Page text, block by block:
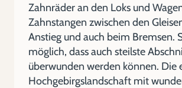
Zahnräder an den Loks und
Zahnstangen zwischen den
Anstieg und auch beim Bremsen.
möglich, dass auch steilste
überwunden werden können. Die
Hochgebirgslandschaft mit